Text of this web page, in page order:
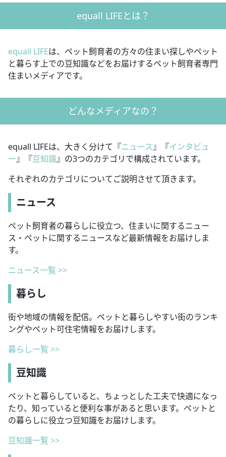
equall LIFEとは？
equall LIFEは、ペット飼育者の方々の住まい探しやペット
と暮らす上での豆知識などをお届けするペット飼育者専門
住まいメディアです。
どんなメディアなの？
equall LIFEは、大きく分けて『ニュース』『インタビュ
ー』『豆知識』の3つのカテゴリで構成されています。
それぞれのカテゴリについてご説明させて頂きます。
ニュース
ペット飼育者の暮らしに役立つ、住まいに関するニュー
ス・ペットに関するニュースなど最新情報をお届けしま
す。
ニュース一覧 >>
暮らし
街や地域の情報を配信。ペットと暮らしやすい街のランキ
ングやペット可住宅情報をお届けします。
暮らし一覧 >>
豆知識
ペットと暮らしていると、ちょっとした工夫で快適になっ
たり、知っていると便利な事があると思います。ペットと
の暮らしに役立つ豆知識をお届けします。
豆知識一覧 >>